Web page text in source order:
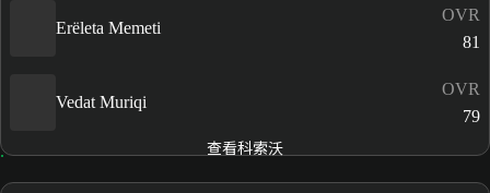
Erëleta Memeti
OVR
81
Vedat Muriqi
OVR
79
查看科索沃